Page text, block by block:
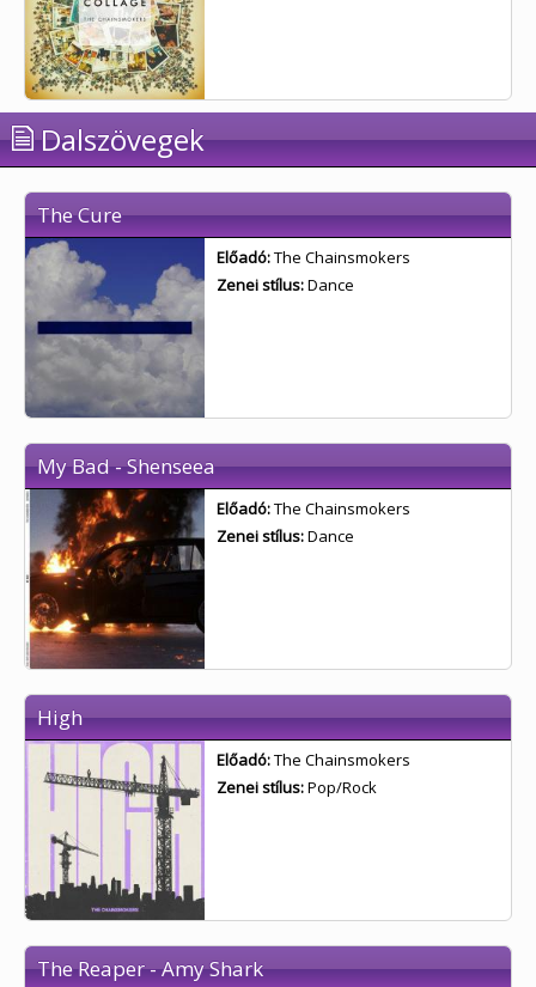
Dalszövegek
The Cure
Előadó:The Chainsmokers
Zenei stílus:Dance
My Bad - Shenseea
Előadó:The Chainsmokers
Zenei stílus:Dance
High
Előadó:The Chainsmokers
Zenei stílus:Pop/Rock
The Reaper - Amy Shark